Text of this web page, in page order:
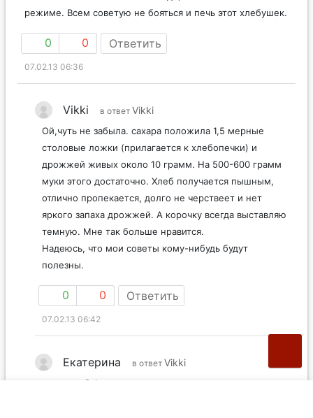
режиме. Всем советую не бояться и печь этот хлебушек.
0 0 Ответить
07.02.13 06:36
Vikki в ответ Vikki
Ой,чуть не забыла. сахара положила 1,5 мерные
столовые ложки (прилагается к хлебопечки) и
дрожжей живых около 10 грамм. На 500-600 грамм
муки этого достаточно. Хлеб получается пышным,
отлично пропекается, долго не черствеет и нет
яркого запаха дрожжей. А корочку всегда выставляю
темную. Мне так больше нравится.
Надеюсь, что мои советы кому-нибудь будут
полезны.
0 0 Ответить
07.02.13 06:42
Екатерина в ответ Vikki
да, спасибо!